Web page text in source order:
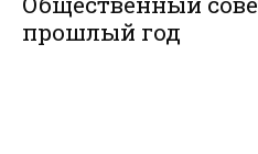
прошлый год